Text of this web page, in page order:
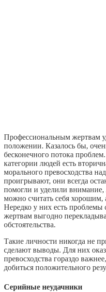
Профессиональным жертвам
положении. Казалось бы,
бесконечного потока
категории людей есть
морального превосходства
проигрывают, они всегда
помогли и уделили
можно считать себя
Нередко у них есть
жертвам выгодно
обстоятельства.
Такие личности никогда не
сделают выводы. Для них
превосходства гораздо
добиться положительного
Серийные неудачники